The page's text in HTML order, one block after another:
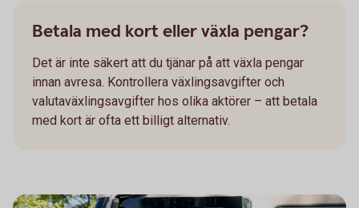
Betala med kort eller växla pengar?
Det är inte säkert att du tjänar på att växla pengar
innan avresa. Kontrollera växlingsavgifter och
valutaväxlingsavgifter hos olika aktörer – att betala
med kort är ofta ett billigt alternativ.